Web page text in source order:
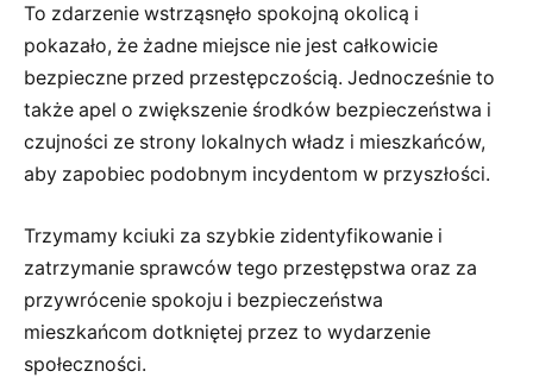
To zdarzenie wstrząsnęło spokojną okolicą i
pokazało, że żadne miejsce nie jest całkowicie
bezpieczne przed przestępczością. Jednocześnie to
także apel o zwiększenie środków bezpieczeństwa i
czujności ze strony lokalnych władz i mieszkańców,
aby zapobiec podobnym incydentom w przyszłości.
Trzymamy kciuki za szybkie zidentyfikowanie i
zatrzymanie sprawców tego przestępstwa oraz za
przywrócenie spokoju i bezpieczeństwa
mieszkańcom dotkniętej przez to wydarzenie
społeczności.